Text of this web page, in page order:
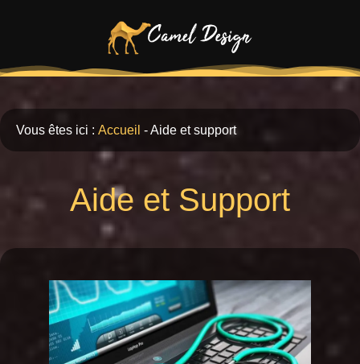
Vous êtes ici : Accueil -Aide et support
Aide et Support